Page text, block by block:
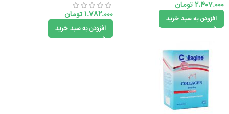
2.407.000تومان
افزودن به سبد خرید 1.782.000تومان
افزودن به سبد خرید